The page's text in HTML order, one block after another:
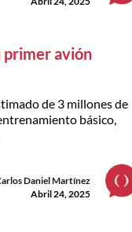
primer avión
de 3 millones de
básico,
Daniel Martínez
Abril 24, 2025